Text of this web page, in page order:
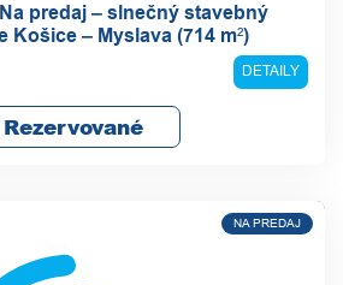
predaj – slnečný stavebný
Košice – Myslava (714 m²)
DETAILY
Rezervované
NA PREDAJ